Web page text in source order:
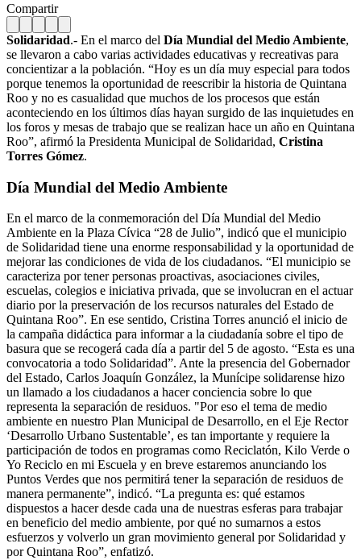
Compartir
Solidaridad.- En el marco del Día Mundial del Medio Ambiente,
se llevaron a cabo varias actividades educativas y recreativas para
concientizar a la población. “Hoy es un día muy especial para todos
porque tenemos la oportunidad de reescribir la historia de Quintana
Roo y no es casualidad que muchos de los procesos que están
aconteciendo en los últimos días hayan surgido de las inquietudes en
los foros y mesas de trabajo que se realizan hace un año en Quintana
Roo”, afirmó la Presidenta Municipal de Solidaridad, Cristina
Torres Gómez.
Día Mundial del Medio Ambiente
En el marco de la conmemoración del Día Mundial del Medio
Ambiente en la Plaza Cívica “28 de Julio”, indicó que el municipio
de Solidaridad tiene una enorme responsabilidad y la oportunidad de
mejorar las condiciones de vida de los ciudadanos. “El municipio se
caracteriza por tener personas proactivas, asociaciones civiles,
escuelas, colegios e iniciativa privada, que se involucran en el actuar
diario por la preservación de los recursos naturales del Estado de
Quintana Roo”. En ese sentido, Cristina Torres anunció el inicio de
la campaña didáctica para informar a la ciudadanía sobre el tipo de
basura que se recogerá cada día a partir del 5 de agosto. “Esta es una
convocatoria a todo Solidaridad”. Ante la presencia del Gobernador
del Estado, Carlos Joaquín González, la Munícipe solidarense hizo
un llamado a los ciudadanos a hacer conciencia sobre lo que
representa la separación de residuos. "Por eso el tema de medio
ambiente en nuestro Plan Municipal de Desarrollo, en el Eje Rector
‘Desarrollo Urbano Sustentable’, es tan importante y requiere la
participación de todos en programas como Reciclatón, Kilo Verde o
Yo Reciclo en mi Escuela y en breve estaremos anunciando los
Puntos Verdes que nos permitirá tener la separación de residuos de
manera permanente”, indicó. “La pregunta es: qué estamos
dispuestos a hacer desde cada una de nuestras esferas para trabajar
en beneficio del medio ambiente, por qué no sumarnos a estos
esfuerzos y volverlo un gran movimiento general por Solidaridad y
por Quintana Roo”, enfatizó.